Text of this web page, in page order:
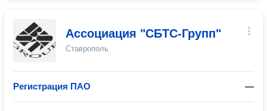
Ассоциация "СБТС-Групп"
Ставрополь
Регистрация ПАО —